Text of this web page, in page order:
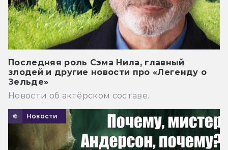
Последняя роль Сэма Нила, главный
злодей и другие новости про «Легенду о
Зельде»
Новости об актёрском составе.
Новости